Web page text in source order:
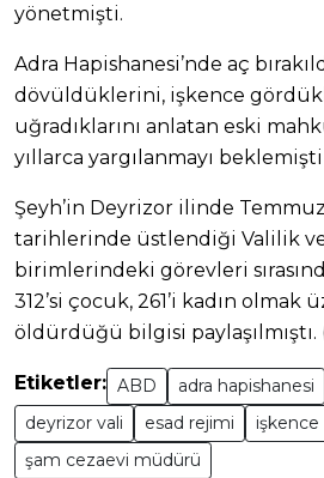
yönetmişti.
Adra Hapishanesi’nde aç
dövüldüklerini, işkence
uğradıklarını anlatan eski
yıllarca yargılanmayı
Şeyh’in Deyrizor ilinde Temmuz
tarihlerinde üstlendiği Valilik
birimlerindeki görevleri
312’si çocuk, 261’i kadın olmak
öldürdüğü bilgisi paylaşılmıştı.
Etiketler: ABD adra hapishanesi
deyrizor vali
esad rejimi
işkence
şam cezaevi müdürü